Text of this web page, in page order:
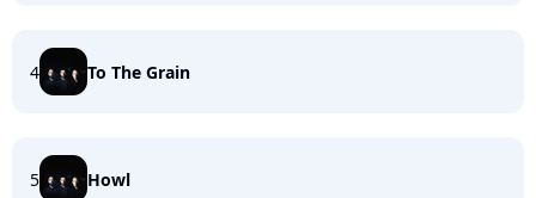
4 To The Grain
5 Howl